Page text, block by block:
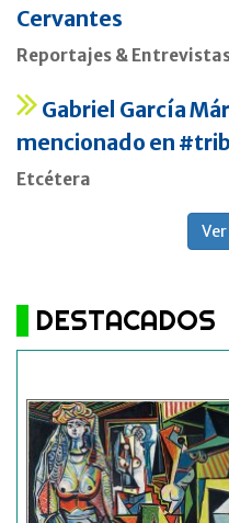
Cervantes
Reportajes &
Gabriel García
mencionado en
Etcétera
DESTACADOS